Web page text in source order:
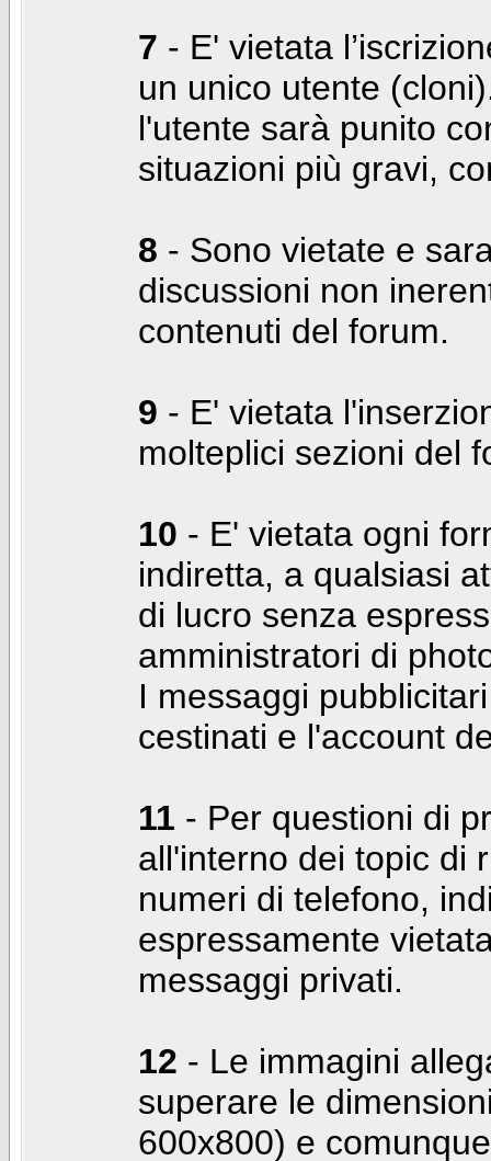
7 - E' vietata
un unico utente
l'utente sarà punito
situazioni più gravi,
8 - Sono vietate e
discussioni non
contenuti del forum.
9 - E' vietata
molteplici sezioni del
10 - E' vietata ogni
indiretta, a qualsiasi
di lucro senza
amministratori di
I messaggi
cestinati e l'account
11 - Per questioni di
all'interno dei topic di
numeri di telefono,
espressamente
messaggi privati.
12 - Le immagini
superare le
600x800) e